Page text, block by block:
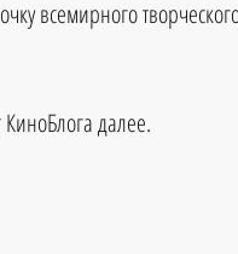
всемирного
далее.